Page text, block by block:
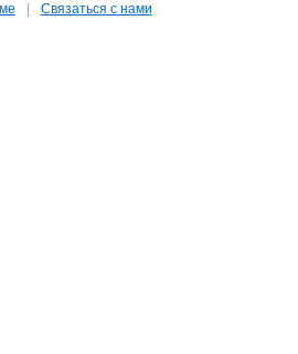
Связаться с нами